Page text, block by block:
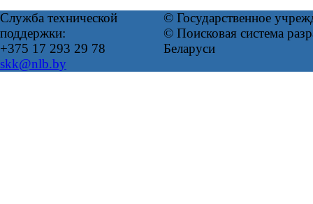
Служба технической
поддержки:
+375 17 293 29 78
skk@nlb.by
© Государственное
© Поисковая система
Беларуси